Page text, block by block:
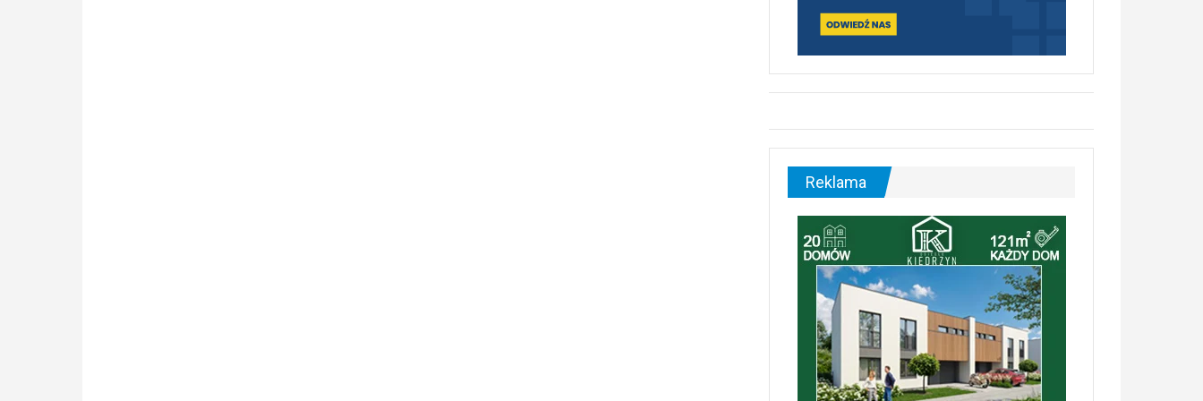
Reklama